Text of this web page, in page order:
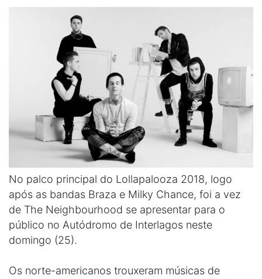
No palco principal do Lollapalooza 2018, logo
após as bandas Braza e Milky Chance, foi a vez
de The Neighbourhood se apresentar para o
público no Autódromo de Interlagos neste
domingo (25).
Os norte-americanos trouxeram músicas de